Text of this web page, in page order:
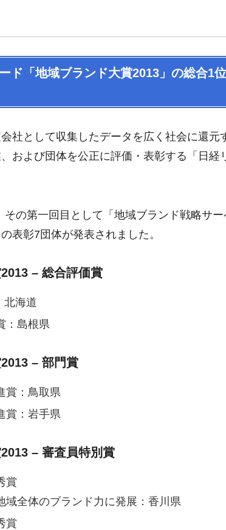
ド「地域ブランド大賞2013」の総合1
社として収集したデータを広く社会に還元
および団体を公正に評価・表彰する「日経
の第一回目として「地域ブランド戦略サ
表彰7団体が発表されました。
– 総合評価賞
北海道
島根県
– 部門賞
：鳥取県
：岩手県
– 審査員特別賞
賞
域全体のブランド力に発展：香川県
賞